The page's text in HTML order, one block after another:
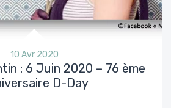
10 Avr 2020
: 6 Juin 2020 – 76 ème
D-Day